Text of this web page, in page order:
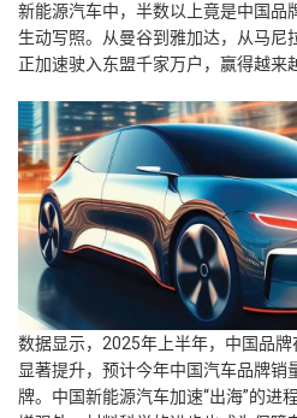
新能源汽车中，半数以上竟是中国品
生动写照。从曼谷到雅加达，从马尼
正加速驶入东盟千家万户，赢得越来
数据显示，2025年上半年，中国品
显著提升，预计今年中国汽车品牌销
牌。中国新能源汽车加速“出海”的进